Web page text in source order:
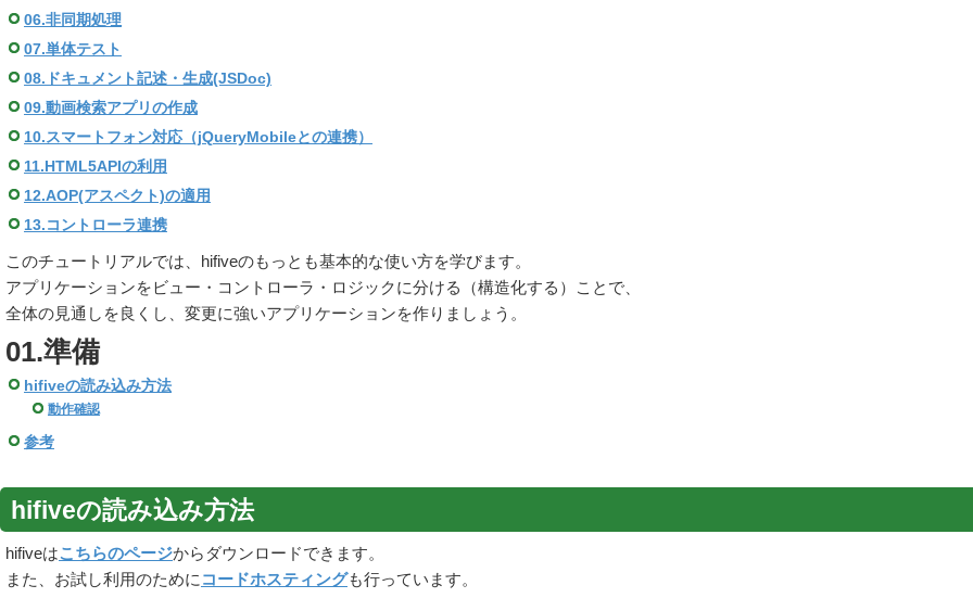
06.非同期処理
07.単体テスト
08.ドキュメント記述・生成(JSDoc)
09.動画検索アプリの作成
10.スマートフォン対応（jQueryMobileとの連携）
11.HTML5APIの利用
12.AOP(アスペクト)の適用
13.コントローラ連携
このチュートリアルでは、hifiveのもっとも基本的な使い方を学びます。
アプリケーションをビュー・コントローラ・ロジックに分ける（構造化する）ことで、
全体の見通しを良くし、変更に強いアプリケーションを作りましょう。
01.準備
hifiveの読み込み方法
動作確認
参考
hifiveの読み込み方法
hifiveはこちらのページからダウンロードできます。
また、お試し利用のために コードホスティングも行っています。